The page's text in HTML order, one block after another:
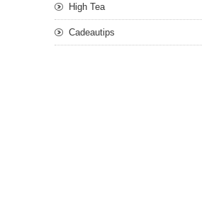
High Tea
Cadeautips